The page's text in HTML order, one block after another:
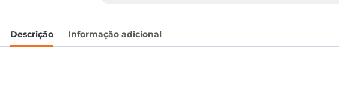
Descrição Informação adicional